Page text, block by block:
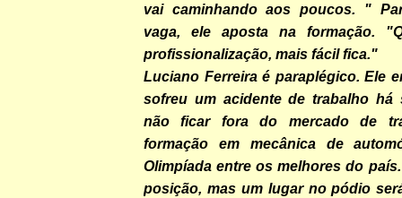
vai caminhando aos poucos. "
vaga, ele aposta na formação.
profissionalização, mais fácil fica."
Luciano Ferreira é paraplégico. Ele
sofreu um acidente de trabalho há
não ficar fora do mercado de
formação em mecânica de
Olimpíada entre os melhores do
posição, mas um lugar no pódio